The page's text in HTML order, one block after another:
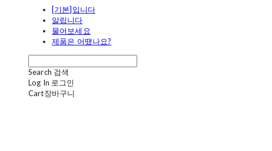
[기본]입니다
알립니다
물어보세요
제품은 어땠나요?
Search 검색
Log In 로그인
Cart장바구니